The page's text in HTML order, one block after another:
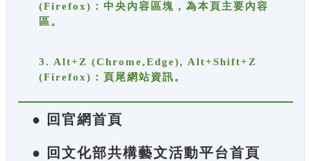
(Firefox)：中央內容區塊，為本頁主要內容
區。
3. Alt+Z (Chrome,Edge), Alt+Shift+Z
(Firefox)：頁尾網站資訊。
● 回官網首頁
● 回文化部共構藝文活動平台首頁